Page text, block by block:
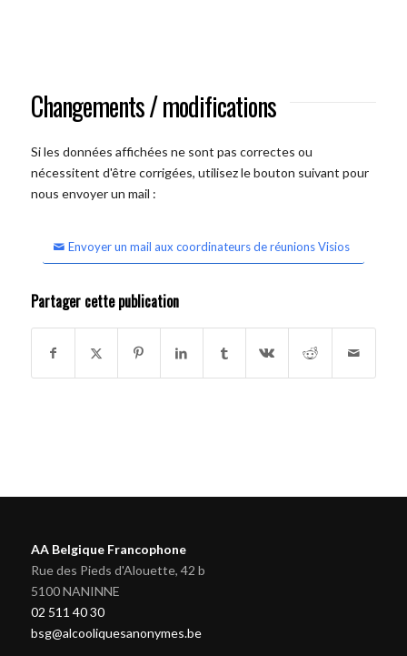
Changements / modifications
Si les données affichées ne sont pas correctes ou
nécessitent d'être corrigées, utilisez le bouton suivant pour
nous envoyer un mail :
Envoyer un mail aux coordinateurs de réunions Visios
Partager cette publication
AA Belgique Francophone
Rue des Pieds d'Alouette, 42 b
5100 NANINNE
02 511 40 30
bsg@alcooliquesanonymes.be